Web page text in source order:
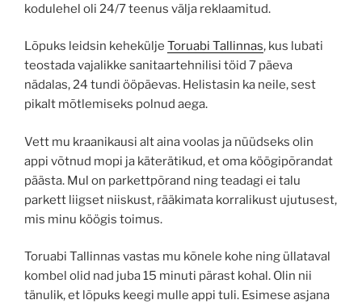
kodulehel oli 24/7 teenus välja reklaamitud.
Lõpuks leidsin kehekülje Toruabi Tallinnas, kus lubati
teostada vajalikke sanitaartehnilisi töid 7 päeva
nädalas, 24 tundi ööpäevas. Helistasin ka neile, sest
pikalt mõtlemiseks polnud aega.
Vett mu kraanikausi alt aina voolas ja nüüdseks olin
appi võtnud mopi ja käterätikud, et oma köögipõrandat
päästa. Mul on parkettpõrand ning teadagi ei talu
parkett liigset niiskust, rääkimata korralikust ujutusest,
mis minu köögis toimus.
Toruabi Tallinnas vastas mu kõnele kohe ning üllataval
kombel olid nad juba 15 minuti pärast kohal. Olin nii
tänulik, et lõpuks keegi mulle appi tuli. Esimese asjana